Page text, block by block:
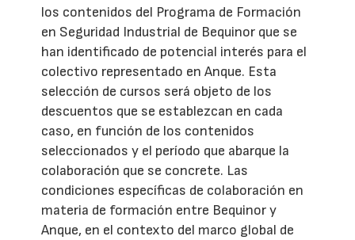
los contenidos del Programa de Formación
en Seguridad Industrial de Bequinor que se
han identificado de potencial interés para el
colectivo representado en Anque. Esta
selección de cursos será objeto de los
descuentos que se establezcan en cada
caso, en función de los contenidos
seleccionados y el período que abarque la
colaboración que se concrete. Las
condiciones específicas de colaboración en
materia de formación entre Bequinor y
Anque, en el contexto del marco global de